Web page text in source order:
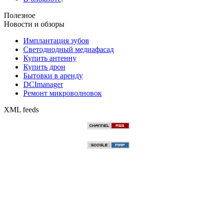
Полезное
Новости и обзоры
Имплантация зубов
Светодиодный медиафасад
Купить антенну
Купить дрон
Бытовки в аренду
DCImanager
Ремонт микроволновок
XML feeds